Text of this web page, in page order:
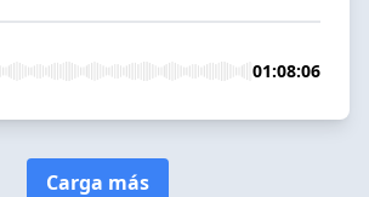
01:08:06
Carga más